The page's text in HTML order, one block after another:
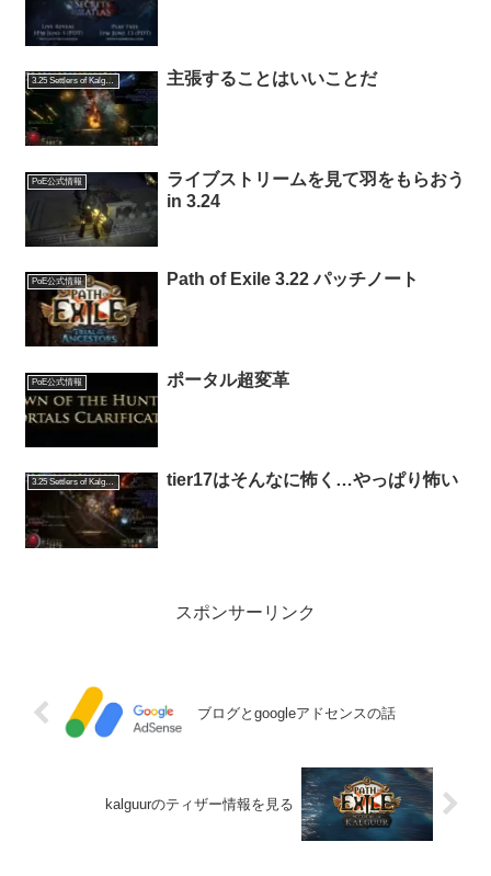
3.25 Settlers of Kalguur 主張することはいいことだ
PoE公式情報
ライブストリームを見て羽をもらおう
in 3.24
PoE公式情報 Path of Exile 3.22 パッチノート
PoE公式情報 ポータル超変革
3.25 Settlers of Kalguur tier17はそんなに怖く…やっぱり怖い
スポンサーリンク
ブログとgoogleアドセンスの話
kalguurのティザー情報を見る